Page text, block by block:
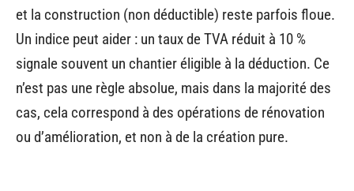
et la construction (non déductible) reste parfois floue.
Un indice peut aider : un taux de TVA réduit à 10 %
signale souvent un chantier éligible à la déduction. Ce
n’est pas une règle absolue, mais dans la majorité des
cas, cela correspond à des opérations de rénovation
ou d’amélioration, et non à de la création pure.